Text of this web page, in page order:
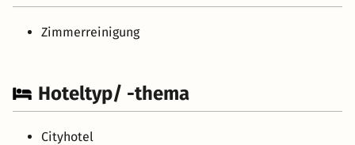
Zimmerreinigung
Hoteltyp/ -thema
Cityhotel